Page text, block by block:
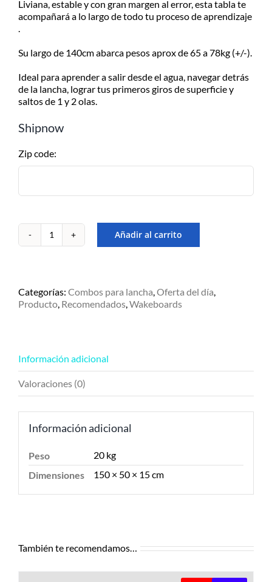
ENVÍOS A TODO EL PAÍS
postal en el producto a comprar
Despachamos dentro de las 24hs
de realizada la compra. Recibilo de
2 a 5 días.
-
Nivel
Liviana, estable y con gran margen al error, esta tabla te
acompañará a lo largo de todo tu proceso de aprendizaje
Su largo de 140cm abarca pesos aprox de 65 a 78kg (+/-).
Ideal para aprender a salir desde el agua, navegar detrás
de la lancha, lograr tus primeros giros de superficie y
saltos de 1 y 2 olas.
Shipnow
Zip code:
Combo
140
c/Clutch
7-
Recreacional
cantidad
Añadir al carrito
Categorías: Combos para lancha Oferta del día
Producto Recomendados Wakeboards
Información adicional
Valoraciones (0)
Información adicional
Peso
20 kg
Dimensiones
150 × 50 × 15 cm
También te recomendamos…